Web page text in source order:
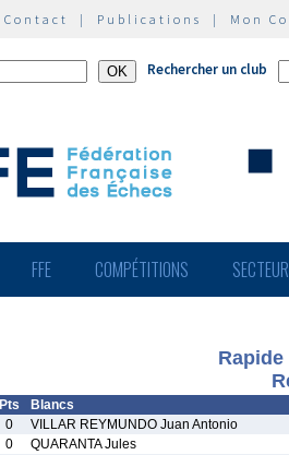
Contact | Publications | Mon
Rechercher un club
FFE COMPÉTITIONS
Pts
Blancs
0
VILLAR REYMUNDO Juan Antonio
0
QUARANTA Jules